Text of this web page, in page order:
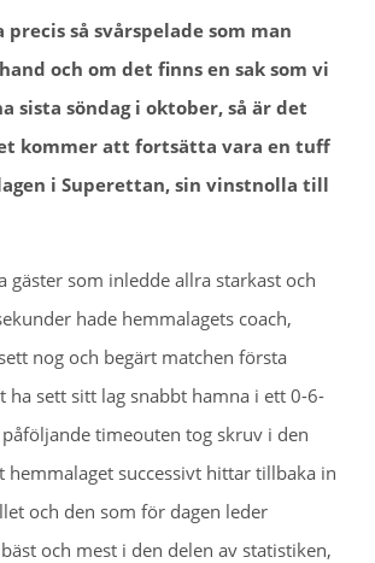
precis så svårspelade som man
och om det finns en sak som vi
sista söndag i oktober, så är det
kommer att fortsätta vara en tuff
i Superettan, sin vinstnolla till
gäster som inledde allra starkast och
hade hemmalagets coach,
nog och begärt matchen första
ha sett sitt lag snabbt hamna i ett 0-6-
timeouten tog skruv i den
hemmalaget successivt hittar tillbaka in
och den som för dagen leder
och mest i den delen av statistiken,